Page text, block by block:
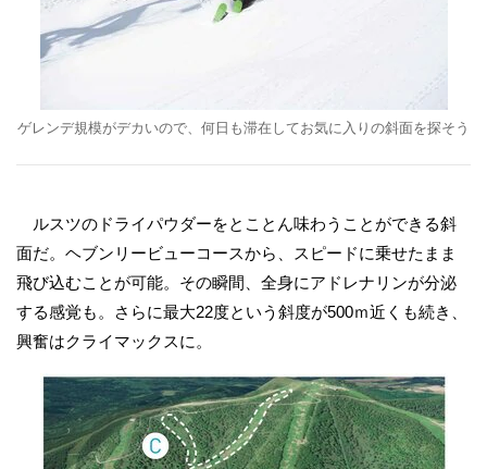
ゲレンデ規模がデカいので、何日も滞在してお気に入りの斜面を探そう
ルスツのドライパウダーをとことん味わうことができる斜
面だ。ヘブンリービューコースから、スピードに乗せたまま
飛び込むことが可能。その瞬間、全身にアドレナリンが分泌
する感覚も。さらに最大22度という斜度が500ｍ近くも続き、
興奮はクライマックスに。